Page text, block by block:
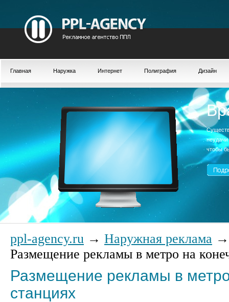
Главная Наружка Интернет Полиграфия Дизайн
чтобы
ppl-agency.ru → Наружная реклама
Размещение рекламы в метро на
Размещение рекламы в
станциях